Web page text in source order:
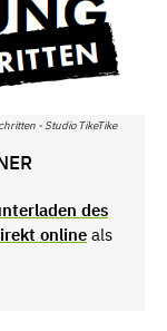
- Studio TikeTike
des
online als